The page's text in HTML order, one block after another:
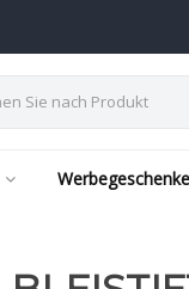
Werbegeschenke